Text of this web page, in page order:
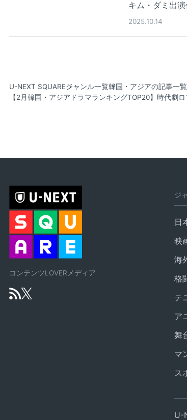
キム・ダミ出
2025.10.14
U-NEXT SQUAREジャンル一覧韓国・アジアの記事一覧
【2月韓国・アジアドラマランキングTOP20】時代劇
コンテンツLOVERメディア
ジ
日
映
海
格
テ
ア
舞
マ
ス
U-